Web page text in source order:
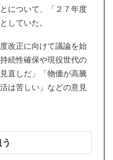
について、「２７年度
していた。
改正に向けて議論を始
続性確保や現役世代の
直しだ」「物価が高騰
は苦しい」などの意見